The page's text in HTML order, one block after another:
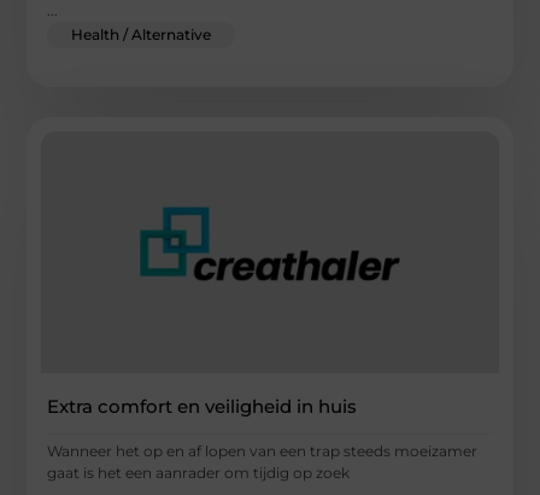
...
Health / Alternative
Extra comfort en veiligheid in huis
Wanneer het op en af lopen van een trap steeds moeizamer
gaat is het een aanrader om tijdig op zoek